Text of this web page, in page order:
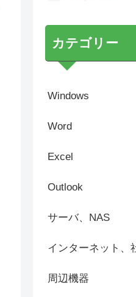
カテゴリー
Windows
Word
Excel
Outlook
サーバ、NAS
インターネット、
周辺機器